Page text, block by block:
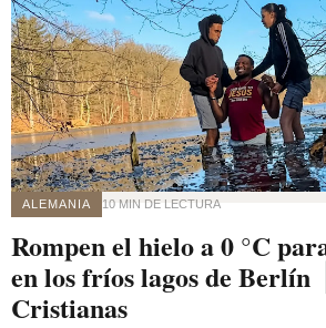
ALEMANIA 10 MIN DE LECTURA
Rompen el hielo a 0 °C
en los fríos lagos de Berlín
Cristianas